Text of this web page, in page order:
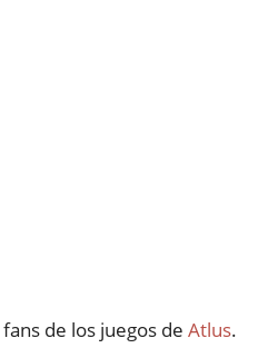
de los juegos de Atlus.